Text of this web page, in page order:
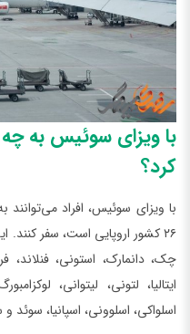
با ویزای سوئیس به
کرد؟
با ویزای سوئیس، افراد
۲۶ کشور اروپایی است، سفر
چک، دانمارک، استونی، فنلاند،
ایتالیا، لتونی، لیتوانی،
اسلواکی، اسلوونی، اسپانیا،